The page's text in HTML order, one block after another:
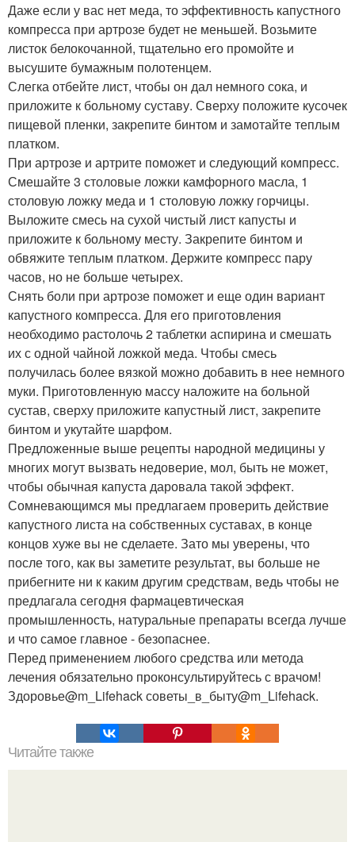
Даже если у вас нет меда, то эффективность капустного
компресса при артрозе будет не меньшей. Возьмите
листок белокочанной, тщательно его промойте и
высушите бумажным полотенцем.
Слегка отбейте лист, чтобы он дал немного сока, и
приложите к больному суставу. Сверху положите кусочек
пищевой пленки, закрепите бинтом и замотайте теплым
платком.
При артрозе и артрите поможет и следующий компресс.
Смешайте 3 столовые ложки камфорного масла, 1
столовую ложку меда и 1 столовую ложку горчицы.
Выложите смесь на сухой чистый лист капусты и
приложите к больному месту. Закрепите бинтом и
обвяжите теплым платком. Держите компресс пару
часов, но не больше четырех.
Снять боли при артрозе поможет и еще один вариант
капустного компресса. Для его приготовления
необходимо растолочь 2 таблетки аспирина и смешать
их с одной чайной ложкой меда. Чтобы смесь
получилась более вязкой можно добавить в нее немного
муки. Приготовленную массу наложите на больной
сустав, сверху приложите капустный лист, закрепите
бинтом и укутайте шарфом.
Предложенные выше рецепты народной медицины у
многих могут вызвать недоверие, мол, быть не может,
чтобы обычная капуста даровала такой эффект.
Сомневающимся мы предлагаем проверить действие
капустного листа на собственных суставах, в конце
концов хуже вы не сделаете. Зато мы уверены, что
после того, как вы заметите результат, вы больше не
прибегните ни к каким другим средствам, ведь чтобы не
предлагала сегодня фармацевтическая
промышленность, натуральные препараты всегда лучше
и что самое главное - безопаснее.
Перед применением любого средства или метода
лечения обязательно проконсультируйтесь с врачом!
Здоровье@m_Lifehack советы_в_быту@m_Lifehack.
Читайте также